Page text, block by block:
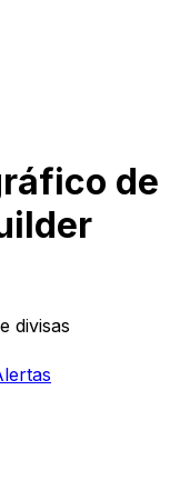
de
divisas